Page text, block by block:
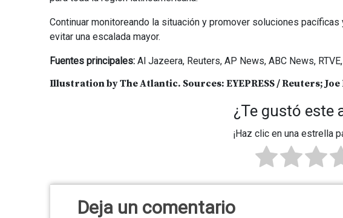
Continuar monitoreando la situación y promover soluciones
evitar una escalada mayor.
Fuentes principales: Al Jazeera, Reuters, AP News, ABC News,
Illustration by The Atlantic. Sources: EYEPRESS / Reuters;
¿Te gustó este
¡Haz clic en una estrella
Deja un comentario